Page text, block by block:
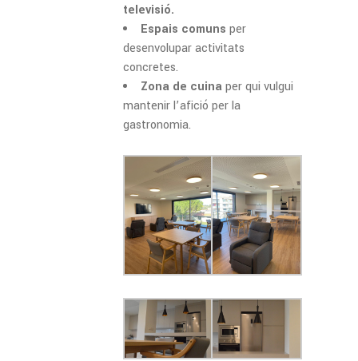
televisió.
Espais comuns per
desenvolupar activitats
concretes.
Zona de cuinaper qui vulgui
mantenir l’afició per la
gastronomia.